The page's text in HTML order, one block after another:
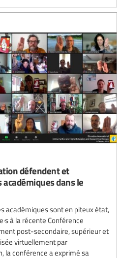
défendent et
dans le
académiques sont en piteux état,
à la récente Conférence
post-secondaire, supérieur et
virtuellement par
la conférence a exprimé sa